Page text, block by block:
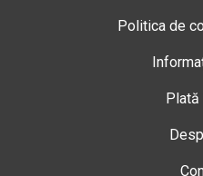
Politica de
Plată